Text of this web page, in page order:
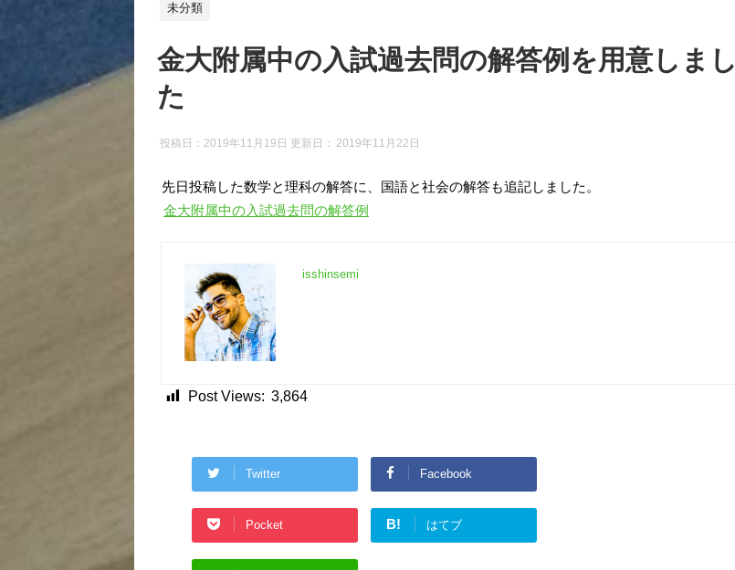
未分類
金大附属中の入試過去問の解答例を用意しまし
た
投稿日：2019年11月19日 更新日： 2019年11月22日
先日投稿した数学と理科の解答に、国語と社会の解答も追記しました。
金大附属中の入試過去問の解答例
isshinsemi
Post Views: 3,864
Twitter Facebook
Pocket B! はてブ